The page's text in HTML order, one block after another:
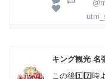
キング観光 名
この後1️⃣7️⃣時